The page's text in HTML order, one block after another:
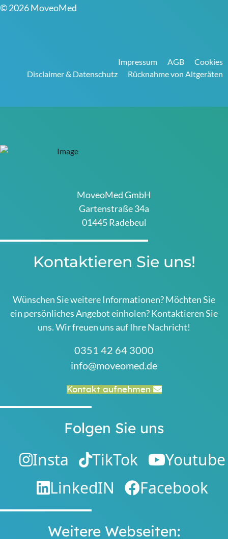
© 2026 MoveoMed
Impressum AGB
Cookies
Disclaimer & Datenschutz
Rücknahme von Altgeräten
MoveoMed GmbH
Gartenstraße 34a
01445 Radebeul
Kontaktieren Sie uns!
Wünschen Sie weitere Informationen? Möchten Sie
ein persönliches Angebot einholen? Kontaktieren Sie
uns. Wir freuen uns auf Ihre Nachricht!
0351 42 64 3000
info@moveomed.de
Kontakt aufnehmen
Folgen Sie uns
Insta TikTok
Youtube
LinkedIN
Facebook
Weitere Webseiten: